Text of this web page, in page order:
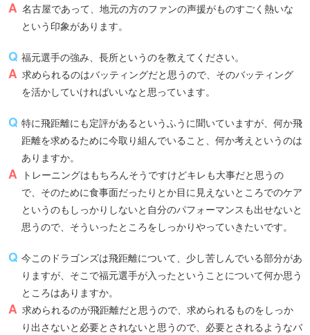
名古屋であって、地元の方のファンの声援がものすごく熱いな
という印象があります。
福元選手の強み、長所というのを教えてください。
求められるのはバッティングだと思うので、そのバッティング
を活かしていければいいなと思っています。
特に飛距離にも定評があるというふうに聞いていますが、何か飛
距離を求めるために今取り組んでいること、何か考えというのは
ありますか。
トレーニングはもちろんそうですけどキレも大事だと思うの
で、そのために食事面だったりとか目に見えないところでのケア
というのもしっかりしないと自分のパフォーマンスも出せないと
思うので、そういったところをしっかりやっていきたいです。
今このドラゴンズは飛距離について、少し苦しんでいる部分があ
りますが、そこで福元選手が入ったということについて何か思う
ところはありますか。
求められるのが飛距離だと思うので、求められるものをしっか
り出さないと必要とされないと思うので、必要とされるようなバ